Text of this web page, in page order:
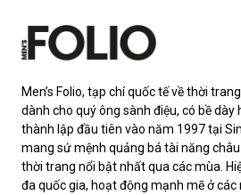
Men’s Folio, tạp chí quốc tế về thời
dành cho quý ông sành điệu, có bề
thành lập đầu tiên vào năm 1997 tại
mang sứ mệnh quảng bá tài năng
thời trang nổi bật nhất qua các mùa.
đa quốc gia, hoạt động mạnh mẽ ở